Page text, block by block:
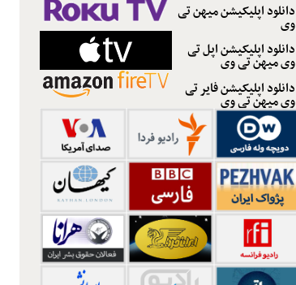
دانلود اپلیکیشن میهن تی
وی
دانلود اپلیکیشن اپل تی
وی میهن تی وی
دانلود اپلیکیشن فایر تی
وی میهن تی وی